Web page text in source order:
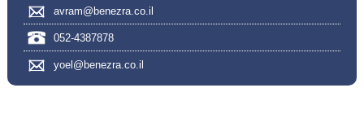
avram@benezra.co.il
052-4387878
yoel@benezra.co.il